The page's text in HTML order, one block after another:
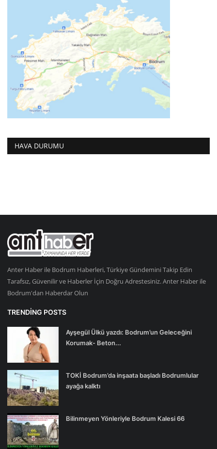
HAVA DURUMU
Anter Haber ile Bodrum Haberleri, Türkiye Gündemini Takip Edin
Tarafsız, Güvenilir ve Haberler İçin Doğru Adrestesiniz. Anter Haber ile
Bodrum'dan Haberdar Olun
TRENDING POSTS
Ayşegül Ülkü yazdı: Bodrum’un Geleceğini
Korumak- Beton...
TOKİ Bodrum’da inşaata başladı Bodrumlular
ayağa kalktı
Bilinmeyen Yönleriyle Bodrum Kalesi 66